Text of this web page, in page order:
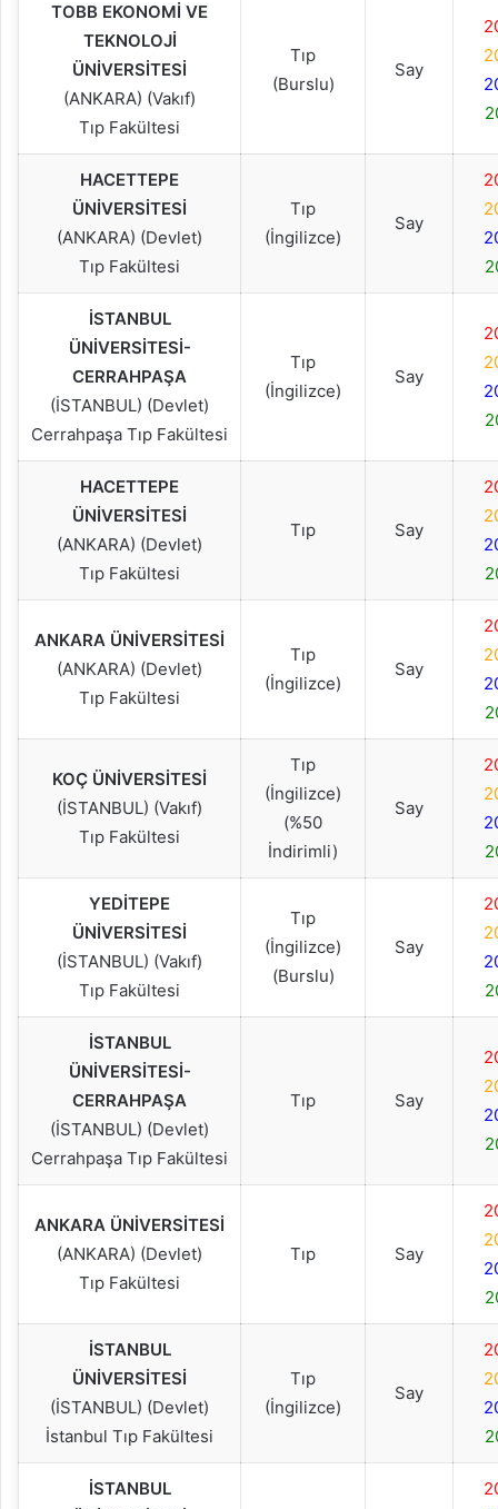
TOBB EKONOMİ VE
TEKNOLOJİ
ÜNİVERSİTESİ
(ANKARA) (Vakıf)
Tıp Fakültesi
Tıp
(Burslu)
Say
HACETTEPE
ÜNİVERSİTESİ
(ANKARA) (Devlet)
Tıp Fakültesi
Tıp
(İngilizce)
Say
İSTANBUL
ÜNİVERSİTESİ-
CERRAHPAŞA
(İSTANBUL) (Devlet)
Cerrahpaşa Tıp Fakültesi
Tıp
(İngilizce)
Say
HACETTEPE
ÜNİVERSİTESİ
(ANKARA) (Devlet)
Tıp Fakültesi
Tıp Say
ANKARA ÜNİVERSİTESİ
(ANKARA) (Devlet)
Tıp Fakültesi
Tıp
(İngilizce)
Say
KOÇ ÜNİVERSİTESİ
(İSTANBUL) (Vakıf)
Tıp Fakültesi
Tıp
(İngilizce)
(%50
İndirimli)
Say
YEDİTEPE
ÜNİVERSİTESİ
(İSTANBUL) (Vakıf)
Tıp Fakültesi
Tıp
(İngilizce)
(Burslu)
Say
İSTANBUL
ÜNİVERSİTESİ-
CERRAHPAŞA
(İSTANBUL) (Devlet)
Cerrahpaşa Tıp Fakültesi
Tıp Say
ANKARA ÜNİVERSİTESİ
(ANKARA) (Devlet)
Tıp Fakültesi
Tıp Say
İSTANBUL
ÜNİVERSİTESİ
(İSTANBUL) (Devlet)
İstanbul Tıp Fakültesi
Tıp
(İngilizce)
Say
İSTANBUL